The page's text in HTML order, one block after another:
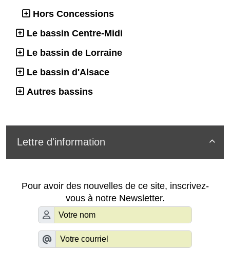
Hors Concessions
Le bassin Centre-Midi
Le bassin de Lorraine
Le bassin d'Alsace
Autres bassins

Lettre d'information
Pour avoir des nouvelles de ce site, inscrivez-
vous à notre Newsletter.